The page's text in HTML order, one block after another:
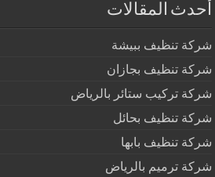
أحدث المقالات
شركة تنظيف ببيشة
شركة تنظيف بجازان
شركة تركيب ستائر بالرياض
شركة تنظيف بحائل
شركة تنظيف بابها
شركة ترميم بالرياض